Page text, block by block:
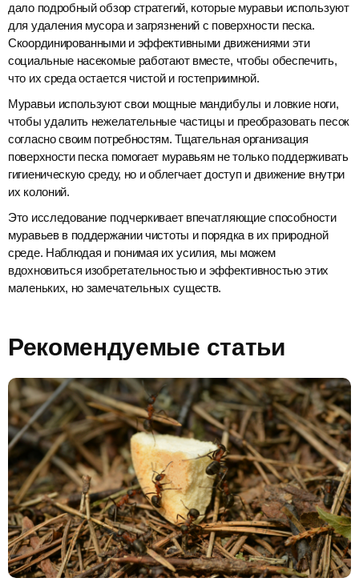
дало подробный обзор стратегий, которые муравьи используют
для удаления мусора и загрязнений с поверхности песка.
Скоординированными и эффективными движениями эти
социальные насекомые работают вместе, чтобы обеспечить,
что их среда остается чистой и гостеприимной.
Муравьи используют свои мощные мандибулы и ловкие ноги,
чтобы удалить нежелательные частицы и преобразовать песок
согласно своим потребностям. Тщательная организация
поверхности песка помогает муравьям не только поддерживать
гигиеническую среду, но и облегчает доступ и движение внутри
их колоний.
Это исследование подчеркивает впечатляющие способности
муравьев в поддержании чистоты и порядка в их природной
среде. Наблюдая и понимая их усилия, мы можем
вдохновиться изобретательностью и эффективностью этих
маленьких, но замечательных существ.
Рекомендуемые статьи